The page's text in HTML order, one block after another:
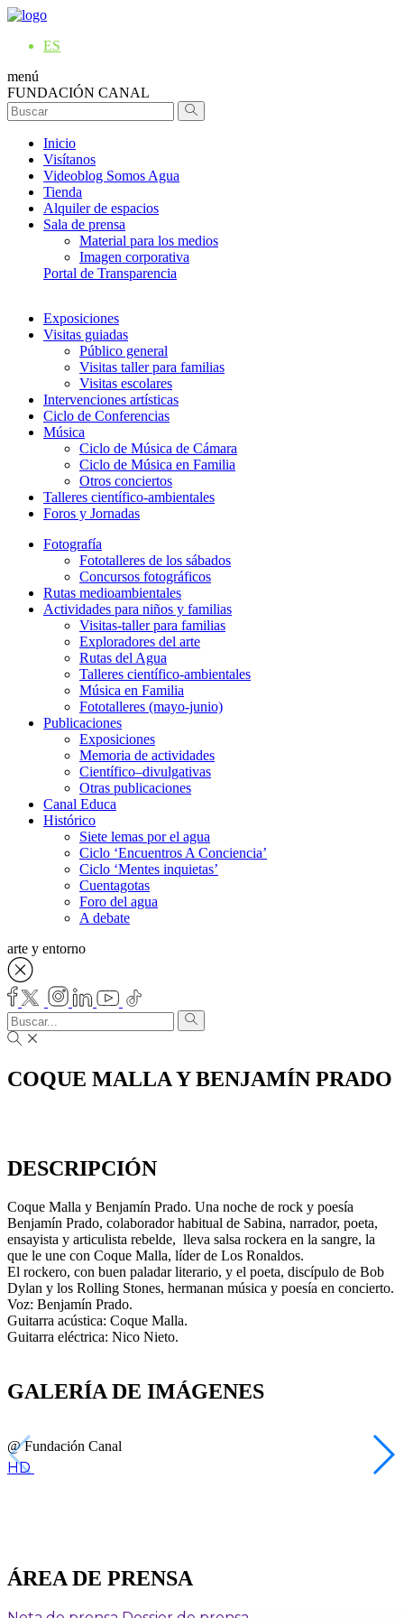
ES
menú
FUNDACIÓN CANAL
Inicio
Visítanos
Videoblog Somos Agua
Tienda
Alquiler de espacios
Sala de prensa
Material para los medios
Imagen corporativa
Portal de Transparencia
Exposiciones
Visitas guiadas
Público general
Visitas taller para familias
Visitas escolares
Intervenciones artísticas
Ciclo de Conferencias
Música
Ciclo de Música de Cámara
Ciclo de Música en Familia
Otros conciertos
Talleres científico-ambientales
Foros y Jornadas
Fotografía
Fototalleres de los sábados
Concursos fotográficos
Rutas medioambientales
Actividades para niños y familias
Visitas-taller para familias
Exploradores del arte
Rutas del Agua
Talleres científico-ambientales
Música en Familia
Fototalleres (mayo-junio)
Publicaciones
Exposiciones
Memoria de actividades
Científico–divulgativas
Otras publicaciones
Canal Educa
Histórico
Siete lemas por el agua
Ciclo ‘Encuentros A Conciencia’
Ciclo ‘Mentes inquietas’
Cuentagotas
Foro del agua
A debate
arte y entorno
COQUE MALLA Y BENJAMÍN PRADO
DESCRIPCIÓN
Coque Malla y Benjamín Prado. Una noche de rock y poesía
Benjamín Prado, colaborador habitual de Sabina, narrador, poeta,
ensayista y articulista rebelde, lleva salsa rockera en la sangre, la
que le une con Coque Malla, líder de Los Ronaldos.
El rockero, con buen paladar literario, y el poeta, discípulo de Bob
Dylan y los Rolling Stones, hermanan música y poesía en concierto.
Voz: Benjamín Prado.
Guitarra acústica: Coque Malla.
Guitarra eléctrica: Nico Nieto.
GALERÍA DE IMÁGENES
@ Fundación Canal
HD
ÁREA DE PRENSA